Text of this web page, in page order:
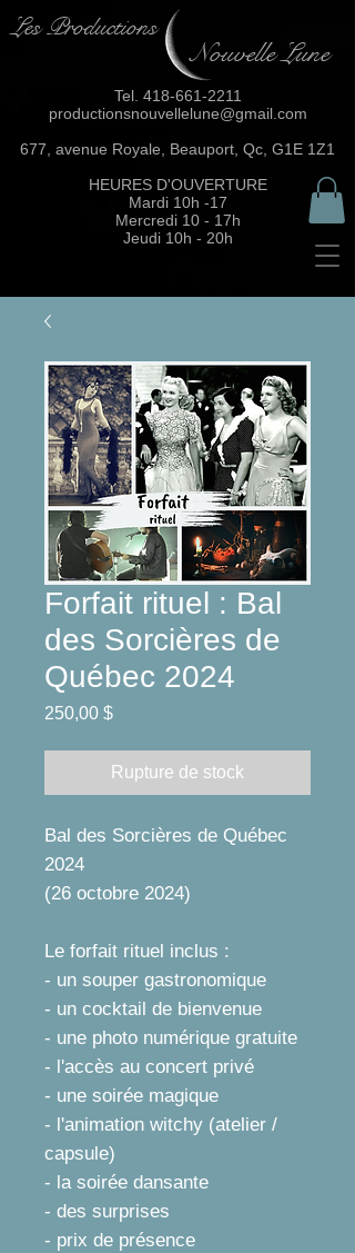
Les Productions
Nouvelle Lune
Tel. 418-661-2211
productionsnouvellelune@gmail.com
677, avenue Royale, Beauport, Qc, G1E 1Z1
HEURES D'OUVERTURE
Mardi 10h -17
Mercredi 10 - 17h
Jeudi 10h - 20h
Forfait rituel : Bal
des Sorcières de
Québec 2024
250,00 $Prix
Rupture de stock
Bal des Sorcières de Québec
2024
(26 octobre 2024)
Le forfait rituel inclus :
- un souper gastronomique
- un cocktail de bienvenue
- une photo numérique gratuite
- l'accès au concert privé
- une soirée magique
- l'animation witchy (atelier /
capsule)
- la soirée dansante
- des surprises
- prix de présence​